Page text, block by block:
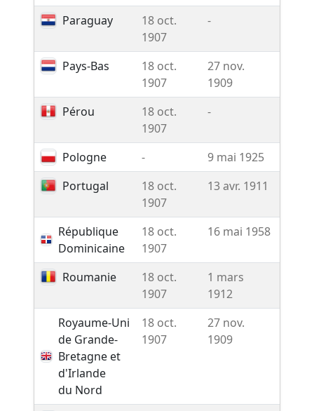
Paraguay
18 oct.
1907
-
Pays-Bas
18 oct.
1907
27 nov.
1909
Pérou
18 oct.
1907
-
Pologne - 9 mai 1925
Portugal
18 oct.
1907
13 avr. 1911
République
Dominicaine
18 oct.
1907
16 mai 1958
Roumanie
18 oct.
1907
1 mars
1912
Royaume-Uni
de Grande-
Bretagne et
d'Irlande
du Nord
18 oct.
1907
27 nov.
1909